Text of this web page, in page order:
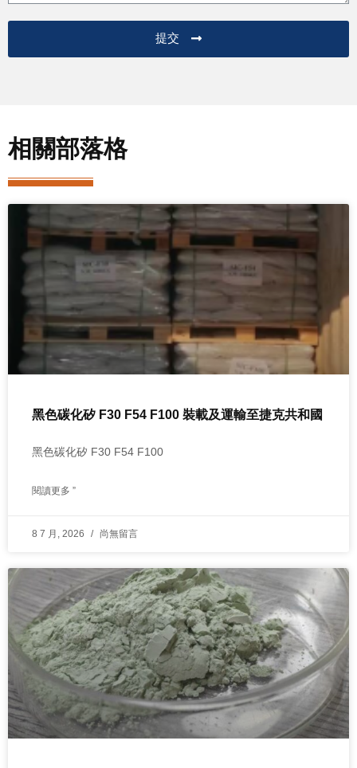
提交
相關部落格
黑色碳化矽 F30 F54 F100 裝載及運輸至捷克共和國
黑色碳化矽 F30 F54 F100
閱讀更多 ”
8 7 月, 2026 尚無留言